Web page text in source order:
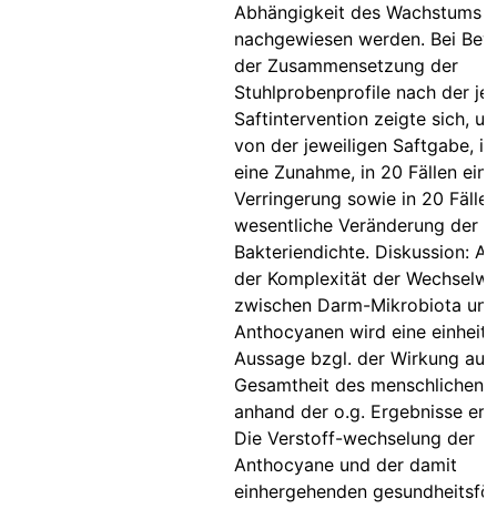
Abhängigkeit des Wachstums
nachgewiesen werden. Bei
der Zusammensetzung der
Stuhlprobenprofile nach der
Saftintervention zeigte sich,
von der jeweiligen Saftgabe,
eine Zunahme, in 20 Fällen eine
Verringerung sowie in 20
wesentliche Veränderung der
Bakteriendichte. Diskussion:
der Komplexität der
zwischen Darm-Mikrobiota und
Anthocyanen wird eine
Aussage bzgl. der Wirkung auf
Gesamtheit des menschlichen
anhand der o.g. Ergebnisse
Die Verstoff-wechselung der
Anthocyane und der damit
einhergehenden